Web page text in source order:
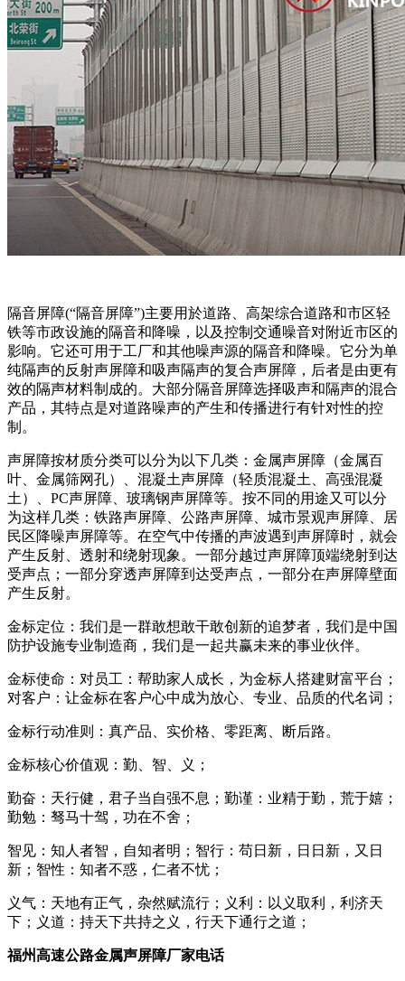
隔音屏障(“隔音屏障”)主要用於道路、高架综合道路和市区轻
铁等市政设施的隔音和降噪，以及控制交通噪音对附近市区的
影响。它还可用于工厂和其他噪声源的隔音和降噪。它分为单
纯隔声的反射声屏障和吸声隔声的复合声屏障，后者是由更有
效的隔声材料制成的。大部分隔音屏障选择吸声和隔声的混合
产品，其特点是对道路噪声的产生和传播进行有针对性的控
制。
声屏障按材质分类可以分为以下几类：金属声屏障（金属百
叶、金属筛网孔）、混凝土声屏障（轻质混凝土、高强混凝
土）、PC声屏障、玻璃钢声屏障等。按不同的用途又可以分
为这样几类：铁路声屏障、公路声屏障、城市景观声屏障、居
民区降噪声屏障等。在空气中传播的声波遇到声屏障时，就会
产生反射、透射和绕射现象。一部分越过声屏障顶端绕射到达
受声点；一部分穿透声屏障到达受声点，一部分在声屏障壁面
产生反射。
金标定位：我们是一群敢想敢干敢创新的追梦者，我们是中国
防护设施专业制造商，我们是一起共赢未来的事业伙伴。
金标使命：对员工：帮助家人成长，为金标人搭建财富平台；
对客户：让金标在客户心中成为放心、专业、品质的代名词；
金标行动准则：真产品、实价格、零距离、断后路。
金标核心价值观：勤、智、义；
勤奋：天行健，君子当自强不息；勤谨：业精于勤，荒于嬉；
勤勉：驽马十驾，功在不舍；
智见：知人者智，自知者明；智行：苟日新，日日新，又日
新；智性：知者不惑，仁者不忧；
义气：天地有正气，杂然赋流行；义利：以义取利，利济天
下；义道：持天下共持之义，行天下通行之道；
福州高速公路金属声屏障厂家电话